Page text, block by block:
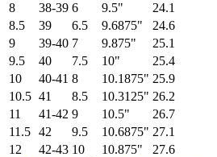
8
38-39 6 9.5"
24.1
8.5
39 6.5 9.6875"
24.6
9
39-40 7 9.875"
25.1
9.5
40 7.5 10"
25.4
10
40-41 8 10.1875" 25.9
10.5 41 8.5 10.3125" 26.2
11
41-42 9 10.5"
26.7
11.5 42 9.5 10.6875" 27.1
12
42-43 10 10.875"
27.6